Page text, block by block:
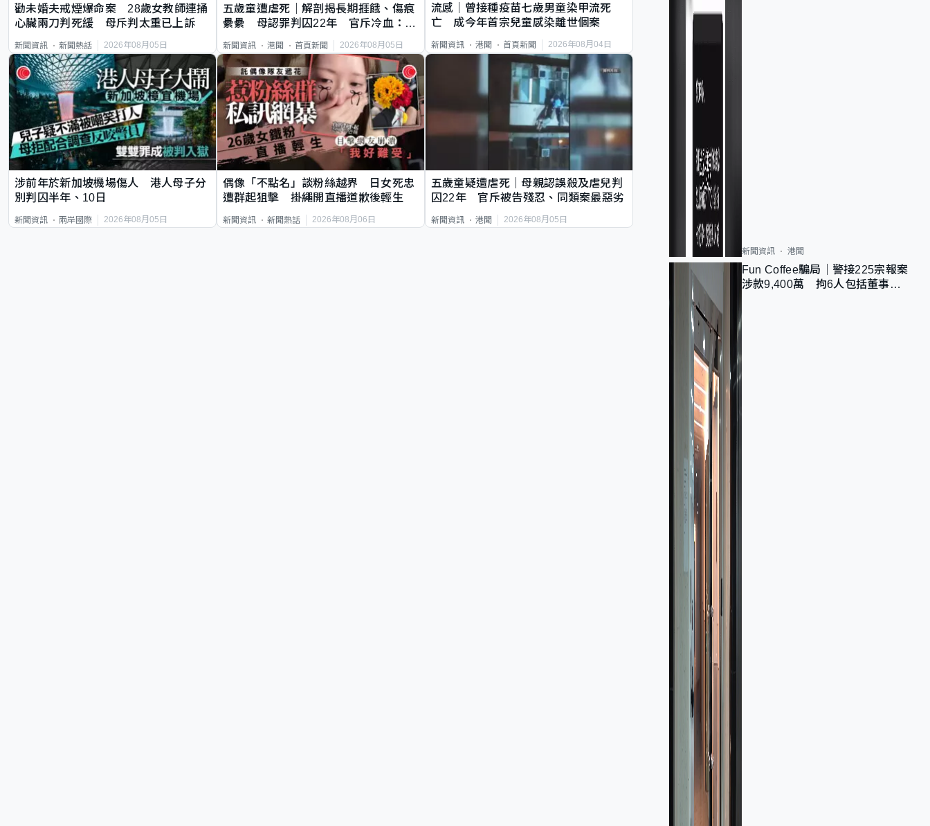
勸未婚夫戒煙爆命案 28歲女教師連捅
心臟兩刀判死緩 母斥判太重已上訴
新聞資訊 新聞熱話 2026年08月05日
五歲童遭虐死｜解剖揭長期捱餓、傷痕
纍纍 母認罪判囚22年 官斥冷血：同
新聞資訊 港聞 首頁新聞 2026年08月05日
流感｜曾接種疫苗七歲男童染甲流死
亡 成今年首宗兒童感染離世個案
新聞資訊 港聞 首頁新聞 2026年08月04日
涉前年於新加坡機場傷人 港人母子分
別判囚半年、10日
新聞資訊 兩岸國際 2026年08月05日
偶像「不點名」談粉絲越界 日女死忠
遭群起狙擊 掛繩開直播道歉後輕生
新聞資訊 新聞熱話 2026年08月06日
五歲童疑遭虐死｜母親認誤殺及虐兒判
囚22年 官斥被告殘忍、同類案最惡劣
新聞資訊 港聞 2026年08月05日
新聞資訊 港聞
Fun Coffee騙局｜警接225宗報案
涉款9,400萬 拘6人包括董事股